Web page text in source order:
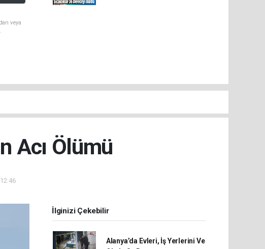
veya
Acı Ölümü
İlginizi Çekebilir
Alanya’da Evleri, İş Yerlerini Ve